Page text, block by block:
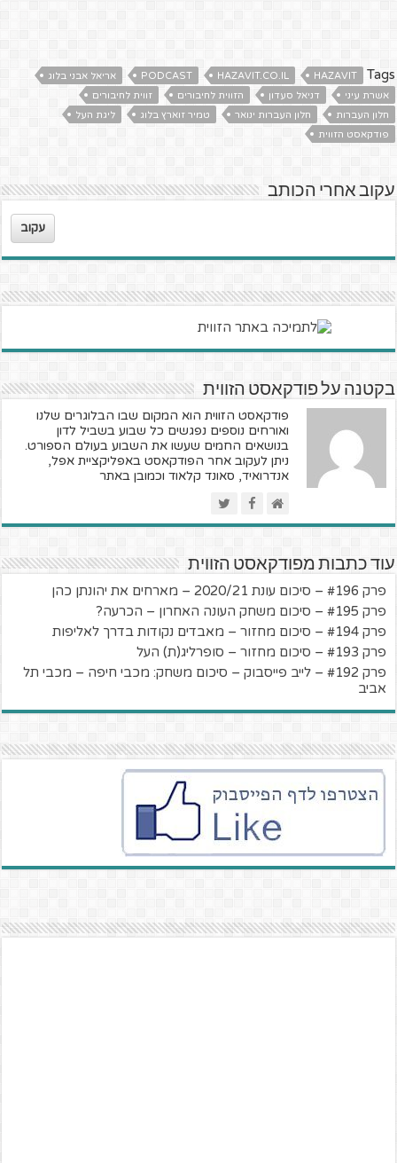
Tags
HAZAVIT
HAZAVIT.CO.IL
PODCAST
אריאל אבני בלוג
אשרת עיני
דניאל סעדון הזווית לחיבורים
זווית לחיבורים
חלון העברות
חלון העברות ינואר טמיר זוארץ בלוג
ליגת העל
פודקאסט הזווית
עקוב אחרי הכותב
עקוב
בקטנה על פודקאסט הזווית
פודקאסט הזווית הוא המקום שבו הבלוגרים שלנו
ואורחים נוספים נפגשים כל שבוע בשביל לדון
בנושאים החמים שעשו את השבוע בעולם הספורט.
ניתן לעקוב אחר הפודקאסט באפליקציית אפל,
אנדרואיד, סאונד קלאוד וכמובן באתר
עוד כתבות מפודקאסט הזווית
פרק #196 – סיכום עונת 2020/21 – מארחים את יהונתן כהן
פרק #195 – סיכום משחק העונה האחרון – הכרעה?
פרק #194 – סיכום מחזור – מאבדים נקודות בדרך לאליפות
פרק #193 – סיכום מחזור – סופרליג(ת) העל
פרק #192 – לייב פייסבוק – סיכום משחק: מכבי חיפה – מכבי תל
אביב